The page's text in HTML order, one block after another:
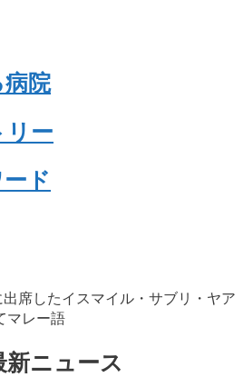
病院
リー
ド
席したイスマイル・サブリ・ヤア
マレー語
ニュース